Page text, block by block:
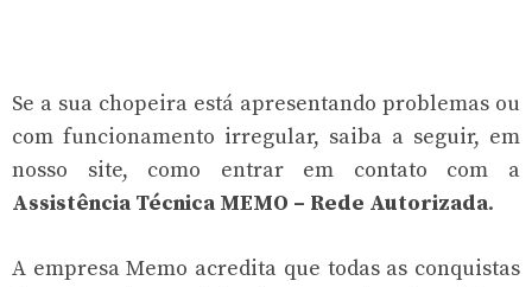
Se a sua chopeira está apresentando problemas ou
com funcionamento irregular, saiba a seguir, em
nosso site, como entrar em contato com a
Assistência Técnica MEMO – Rede Autorizada.
A empresa Memo acredita que todas as conquistas